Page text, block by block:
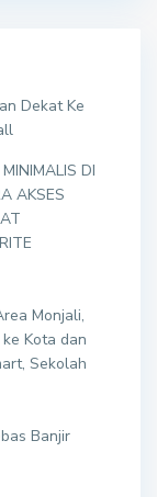
Dekat Ke
DI
AKSES
Monjali,
Kota dan
Sekolah
Banjir